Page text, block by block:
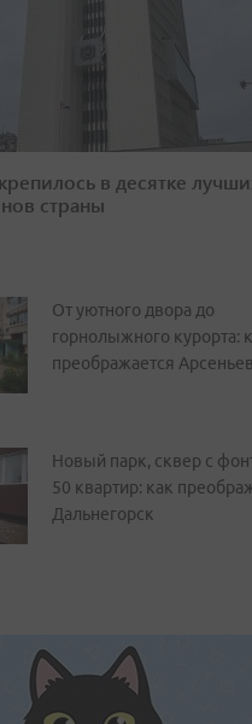
в десятке
страны
От уютного двора до
горнолыжного курорта:
преображается Арсеньев
Новый парк, сквер с
50 квартир: как
Дальнегорск